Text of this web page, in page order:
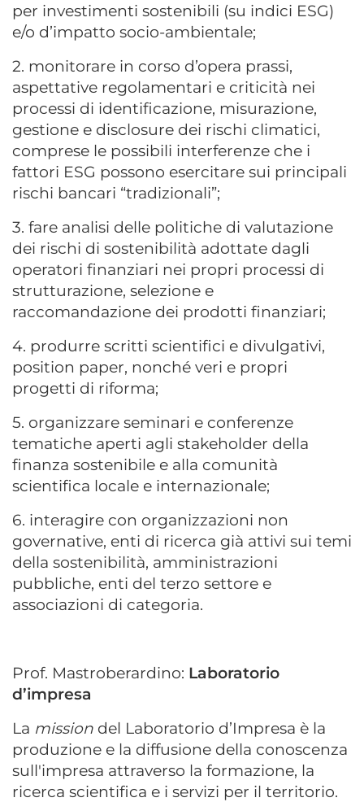
per investimenti sostenibili (su indici ESG)
e/o d’impatto socio-ambientale;
2. monitorare in corso d’opera prassi,
aspettative regolamentari e criticità nei
processi di identificazione, misurazione,
gestione e disclosure dei rischi climatici,
comprese le possibili interferenze che i
fattori ESG possono esercitare sui principali
rischi bancari “tradizionali”;
3. fare analisi delle politiche di valutazione
dei rischi di sostenibilità adottate dagli
operatori finanziari nei propri processi di
strutturazione, selezione e
raccomandazione dei prodotti finanziari;
4. produrre scritti scientifici e divulgativi,
position paper, nonché veri e propri
progetti di riforma;
5. organizzare seminari e conferenze
tematiche aperti agli stakeholder della
finanza sostenibile e alla comunità
scientifica locale e internazionale;
6. interagire con organizzazioni non
governative, enti di ricerca già attivi sui temi
della sostenibilità, amministrazioni
pubbliche, enti del terzo settore e
associazioni di categoria.
Prof. Mastroberardino: Laboratorio
d’impresa
La mission del Laboratorio d’Impresa è la
produzione e la diffusione della conoscenza
sull'impresa attraverso la formazione, la
ricerca scientifica e i servizi per il territorio.